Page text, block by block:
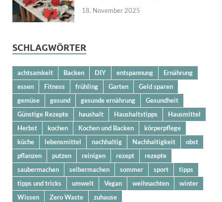
18. November 2025
SCHLAGWÖRTER
achtsamkeit Backen DIY entspannung
Ernährung
essen
Fitness frühling Garten
Geld sparen
gemüse
gesund gesunde ernährung
Gesundheit
Günstige Rezepte
haushalt Haushaltstipps
Hausmittel
Herbst
kochen Kochen und Backen
körperpflege
küche
lebensmittel nachhaltig Nachhaltigkeit
obst
pflanzen
putzen reinigen rezept
rezepte
saubermachen
selbermachen sommer sport
tipps
tipps und tricks
umwelt Vegan weihnachten
winter
Wissen
Zero Waste zuhause